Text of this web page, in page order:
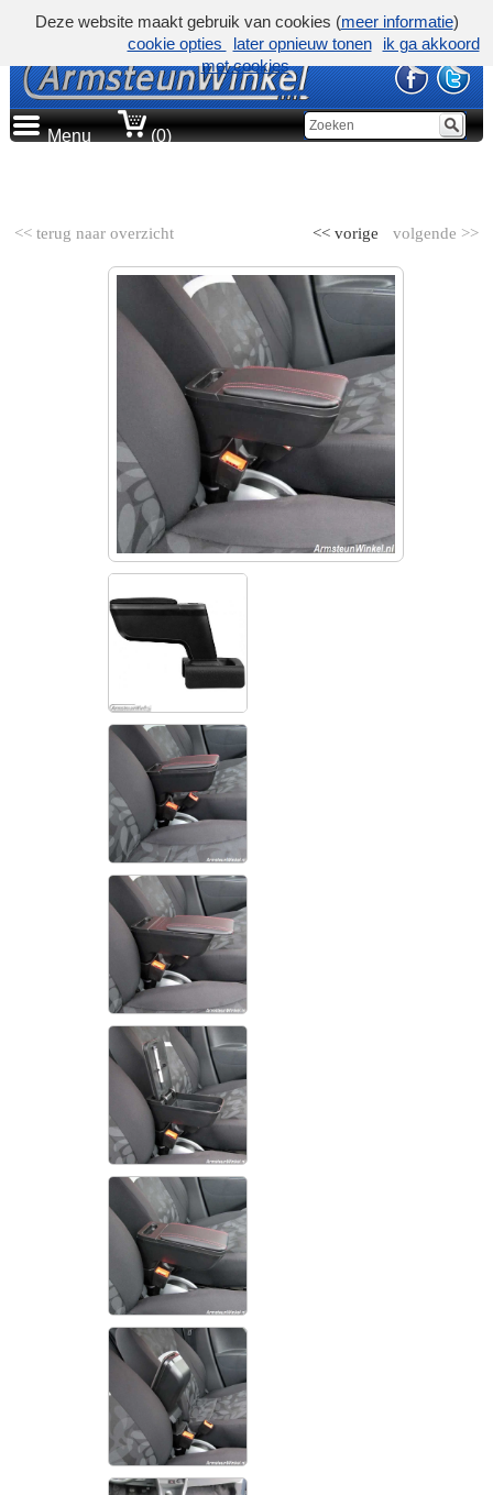
Menu (0)
<< terug naar overzicht volgende >>
<< vorige
Deze website maakt gebruik van cookies (meer informatie)
cookie opties
later opnieuw tonen
ik ga akkoord
met cookies